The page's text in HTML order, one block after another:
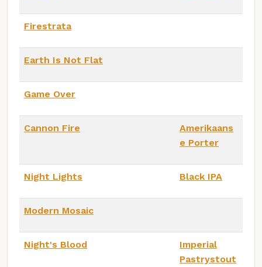
Firestrata
Earth Is Not Flat
Game Over
Cannon Fire
Amerikaans
e Porter
Night Lights Black IPA
Modern Mosaic
Night's Blood
Imperial
Pastrystout